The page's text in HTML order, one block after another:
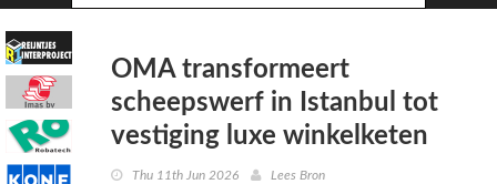
OMA transformeert
scheepswerf in Istanbul tot
vestiging luxe winkelketen
Thu 11th Jun 2026 Lees Bron